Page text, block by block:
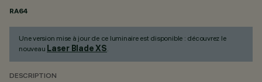
RA64
Une version mise à jour de ce luminaire est disponible : découvrez le
nouveau Laser Blade XS.
DESCRIPTION